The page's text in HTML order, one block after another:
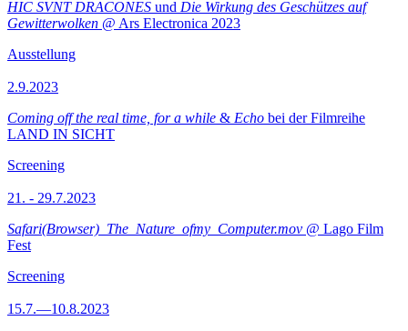
HIC SVNT DRACONES und Die Wirkung des Geschützes auf
Gewitterwolken @ Ars Electronica 2023
Ausstellung
2.9.2023
Coming off the real time, for a while & Echo bei der Filmreihe
LAND IN SICHT
Screening
21. - 29.7.2023
Safari(Browser)_The_Nature_ofmy_Computer.mov @ Lago Film
Fest
Screening
15.7.—10.8.2023